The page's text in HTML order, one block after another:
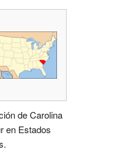
de Carolina
en Estados